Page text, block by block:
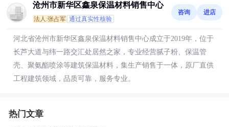
沧州市新华区鑫泉保温材料销售中心
法人:张占军 通过真实性核验
咨询 进店
河北省沧州市新华区鑫泉保温材料销售中心成立于2019年，位于
长芦大道与纬一路交汇处居然之家，专业经营腻子粉、保温管
壳、聚氨酯喷涂等建筑保温材料，集生产销售于一体，原厂直供
工程建筑领域，品质可靠，服务专业。
热门文章